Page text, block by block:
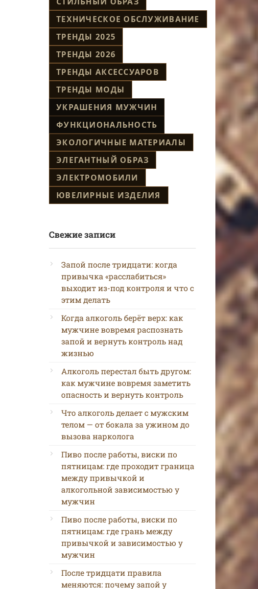
ТЕХНИЧЕСКОЕ ОБСЛУЖИВАНИЕ
ТРЕНДЫ 2025
ТРЕНДЫ 2026
ТРЕНДЫ АКСЕССУАРОВ
ТРЕНДЫ МОДЫ
УКРАШЕНИЯ МУЖЧИН
ФУНКЦИОНАЛЬНОСТЬ
ЭКОЛОГИЧНЫЕ МАТЕРИАЛЫ
ЭЛЕГАНТНЫЙ ОБРАЗ
ЭЛЕКТРОМОБИЛИ
ЮВЕЛИРНЫЕ ИЗДЕЛИЯ
Свежие записи
Запой после тридцати: когда
привычка «расслабиться»
выходит из-под контроля и что с
этим делать
Когда алкоголь берёт верх: как
мужчине вовремя распознать
запой и вернуть контроль над
жизнью
Алкоголь перестал быть другом:
как мужчине вовремя заметить
опасность и вернуть контроль
Что алкоголь делает с мужским
телом — от бокала за ужином до
вызова нарколога
Пиво после работы, виски по
пятницам: где проходит граница
между привычкой и
алкогольной зависимостью у
мужчин
Пиво после работы, виски по
пятницам: где грань между
привычкой и зависимостью у
мужчин
После тридцати правила
меняются: почему запой у